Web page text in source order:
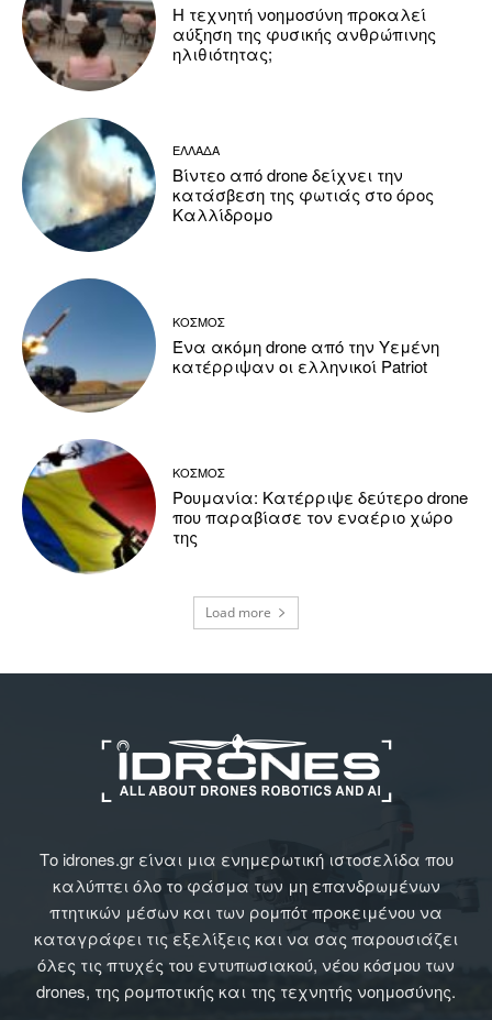
Η τεχνητή νοημοσύνη προκαλεί
αύξηση της φυσικής ανθρώπινης
ηλιθιότητας;
ΕΛΛΑΔΑ
Βίντεο από drone δείχνει την
κατάσβεση της φωτιάς στο όρος
Καλλίδρομο
ΚΟΣΜΟΣ
Ένα ακόμη drone από την Υεμένη
κατέρριψαν οι ελληνικοί Patriot
ΚΟΣΜΟΣ
Ρουμανία: Κατέρριψε δεύτερο drone
που παραβίασε τον εναέριο χώρο
της
Load more
Το idrones.gr είναι μια ενημερωτική ιστοσελίδα που
καλύπτει όλο το φάσμα των μη επανδρωμένων
πτητικών μέσων και των ρομπότ προκειμένου να
καταγράφει τις εξελίξεις και να σας παρουσιάζει
όλες τις πτυχές του εντυπωσιακού, νέου κόσμου των
drones, της ρομποτικής και της τεχνητής νοημοσύνης.